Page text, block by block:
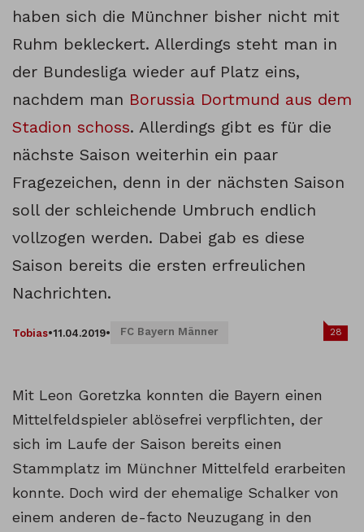
haben sich die Münchner bisher nicht mit
Ruhm bekleckert. Allerdings steht man in
der Bundesliga wieder auf Platz eins,
nachdem man Borussia Dortmund aus dem
Stadion schoss. Allerdings gibt es für die
nächste Saison weiterhin ein paar
Fragezeichen, denn in der nächsten Saison
soll der schleichende Umbruch endlich
vollzogen werden. Dabei gab es diese
Saison bereits die ersten erfreulichen
Nachrichten.
Tobias•11.04.2019• FC Bayern Männer 28
Mit Leon Goretzka konnten die Bayern einen
Mittelfeldspieler ablösefrei verpflichten, der
sich im Laufe der Saison bereits einen
Stammplatz im Münchner Mittelfeld erarbeiten
konnte. Doch wird der ehemalige Schalker von
einem anderen de-facto Neuzugang in den